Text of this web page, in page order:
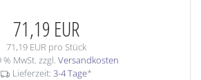
71,19 EUR
71,19 EUR pro Stück
% MwSt. zzgl. Versandkosten
Lieferzeit: 3-4 Tage*